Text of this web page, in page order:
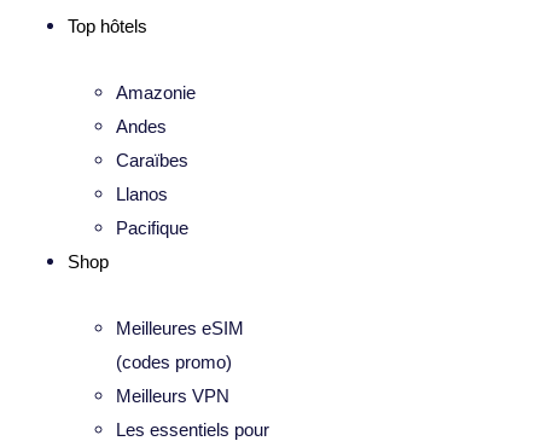
Top hôtels
Amazonie
Andes
Caraïbes
Llanos
Pacifique
Shop
Meilleures eSIM
(codes promo)
Meilleurs VPN
Les essentiels pour